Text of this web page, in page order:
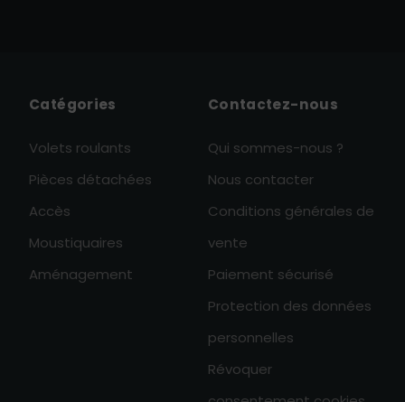
Catégories
Volets roulants
Pièces détachées
Accès
Moustiquaires
Aménagement
Contactez-nous
Qui sommes-nous ?
Nous contacter
Conditions générales de
vente
Paiement sécurisé
Protection des données
personnelles
Révoquer